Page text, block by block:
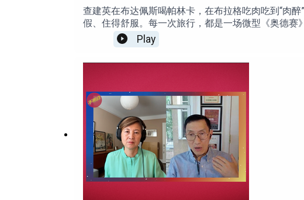
蓝天：@bumingbai.net
Mastodon：@bumingbaipod
查建英在布达佩斯喝帕林卡，在布拉格吃肉吃到“肉
假、住得舒服。每一次旅行，都是一场微型《奥德赛
岁，旅行聊着聊着，不免聊到政治、历史与我们自己
到处问人。旅行真的能体现人生态度吗？本期下午
经验理解一座城市22:48 年轻时两种不同的西藏之行
京：如何通过地方食物理解陌生文化49:34 旅行中
一款端对端加密通讯软件，注册时无需手机号、邮
苹果Appstore：https://apps.apple.com/jp/app/
https://mosavi.io/download
Play